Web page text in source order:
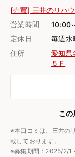
[売買] 三井のリハ
営業時間
10:00
定休日
毎週
住所
愛知
５Ｆ
この
※本口コミは、三井の
載しております。
※募集期間：2025/2/1